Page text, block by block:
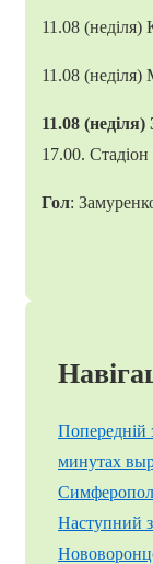
11.08 (неділя)
11.08
11.08
17.00.
Гол:
Попередній
минутах
Наступний